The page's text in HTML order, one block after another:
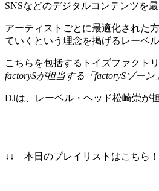
SNSなどのデジタルコンテンツを
アーティストごとに最適化された
ていくという理念を掲げるレーベ
こちらを包括するトイズファクト
factorySが担当する「factorySゾーン」
DJは、レーベル・ヘッド松崎崇が担
↓↓ 本日のプレイリストはこちら